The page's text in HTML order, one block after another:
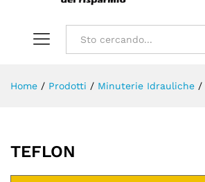
Home / Prodotti / Minuterie Idrauliche /
TEFLON